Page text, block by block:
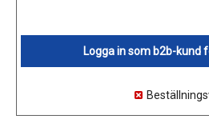
Logga in som b2b-kund